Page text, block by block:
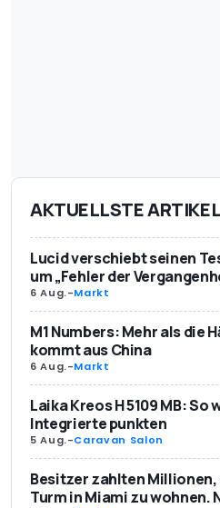
AKTUELLSTE ARTIKEL
Lucid verschiebt seinen
um „Fehler der
6 Aug.-Markt
M1 Numbers: Mehr als die
kommt aus China
6 Aug.-Markt
Laika Kreos H 5109 MB: So
Integrierte punkten
5 Aug.-Caravan Salon
Besitzer zahlten
Turm in Miami zu wohnen.